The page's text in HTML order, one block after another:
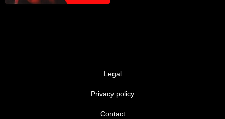
Legal
Privacy policy
Contact